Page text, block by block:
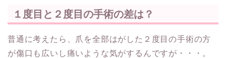
１度目と２度目の手術の差は？
普通に考えたら、爪を全部はがした２度目の手術の方
が傷口も広いし痛いような気がするんですが・・・。